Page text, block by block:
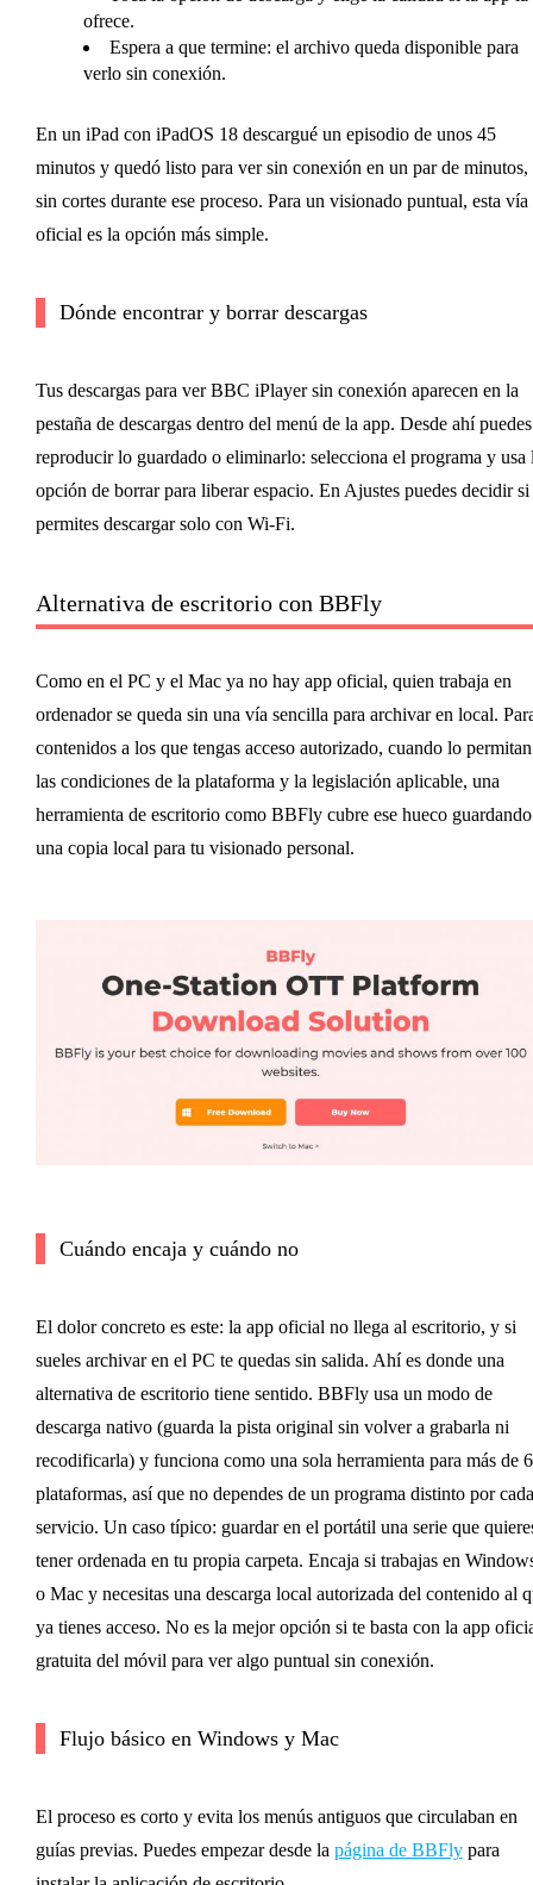
ofrece.
Espera a que termine: el archivo queda disponible para
verlo sin conexión.
En un iPad con iPadOS 18 descargué un episodio de unos 45
minutos y quedó listo para ver sin conexión en un par de minutos,
sin cortes durante ese proceso. Para un visionado puntual, esta vía
oficial es la opción más simple.
Dónde encontrar y borrar descargas
Tus descargas para ver BBC iPlayer sin conexión aparecen en la
pestaña de descargas dentro del menú de la app. Desde ahí puedes
reproducir lo guardado o eliminarlo: selecciona el programa y usa
opción de borrar para liberar espacio. En Ajustes puedes decidir si
permites descargar solo con Wi-Fi.
Alternativa de escritorio con BBFly
Como en el PC y el Mac ya no hay app oficial, quien trabaja en
ordenador se queda sin una vía sencilla para archivar en local.
contenidos a los que tengas acceso autorizado, cuando lo permitan
las condiciones de la plataforma y la legislación aplicable, una
herramienta de escritorio como BBFly cubre ese hueco guardando
una copia local para tu visionado personal.
Cuándo encaja y cuándo no
El dolor concreto es este: la app oficial no llega al escritorio, y si
sueles archivar en el PC te quedas sin salida. Ahí es donde una
alternativa de escritorio tiene sentido. BBFly usa un modo de
descarga nativo (guarda la pista original sin volver a grabarla ni
recodificarla) y funciona como una sola herramienta para más de
plataformas, así que no dependes de un programa distinto por cada
servicio. Un caso típico: guardar en el portátil una serie que
tener ordenada en tu propia carpeta. Encaja si trabajas en
o Mac y necesitas una descarga local autorizada del contenido al
ya tienes acceso. No es la mejor opción si te basta con la app
gratuita del móvil para ver algo puntual sin conexión.
Flujo básico en Windows y Mac
El proceso es corto y evita los menús antiguos que circulaban en
guías previas. Puedes empezar desde la página de BBFlypara